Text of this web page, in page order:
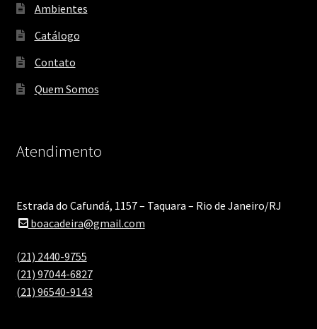
Ambientes
Catálogo
Contato
Quem Somos
Atendimento
Estrada do Cafundá, 1157 – Taquara – Rio de Janeiro/RJ
boacadeira@gmail.com
(21) 2440-9755
(21) 97044-6827
(21) 96540-9143